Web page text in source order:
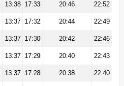
13:38 17:33 20:46 22:52
13:37 17:32 20:44 22:49
13:37 17:30 20:42 22:46
13:37 17:29 20:40 22:43
13:37 17:28 20:38 22:40